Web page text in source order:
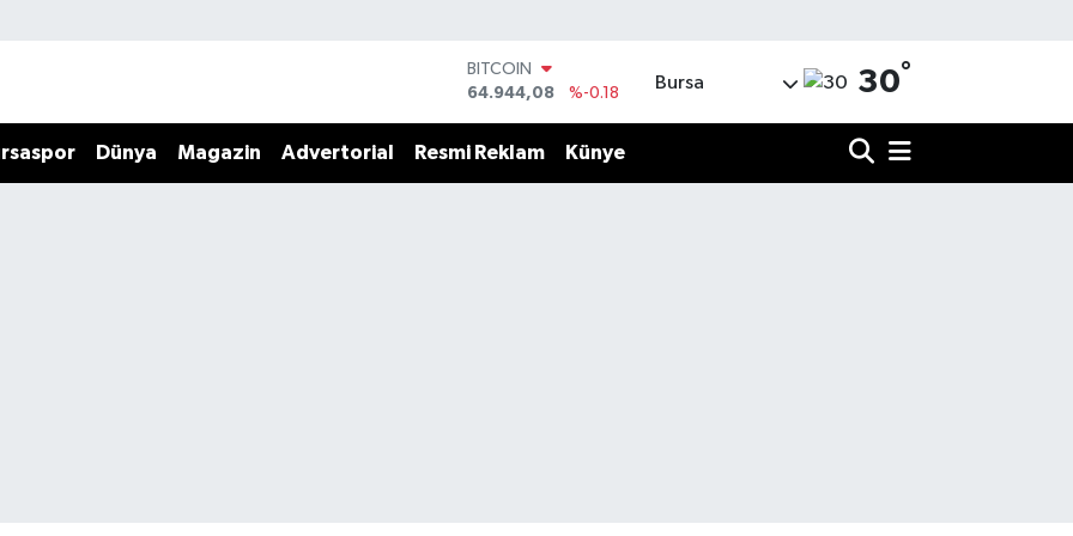
BITCOIN
64.944,08
%-0.18
47,7436
%0.18
Bursa 30°
Dünya Magazin Advertorial Resmi Reklam Künye